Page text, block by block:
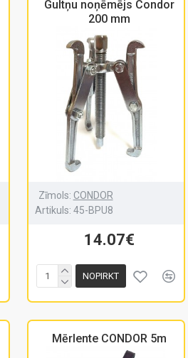
Gultņu noņēmējs Condor
200 mm
Zīmols: CONDOR
Artikuls: 45-BPU8
14.07€
NOPIRKT
Mērlente CONDOR 5m